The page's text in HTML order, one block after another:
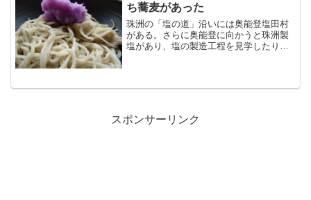
ち蕎麦があった
珠洲の「塩の道」沿いには奥能登塩田村
がある。さらに奥能登に向かうと珠洲製
塩があり、塩の製造工程を見学したり食
使った自家製手打ち蕎麦だ...
スポンサーリンク